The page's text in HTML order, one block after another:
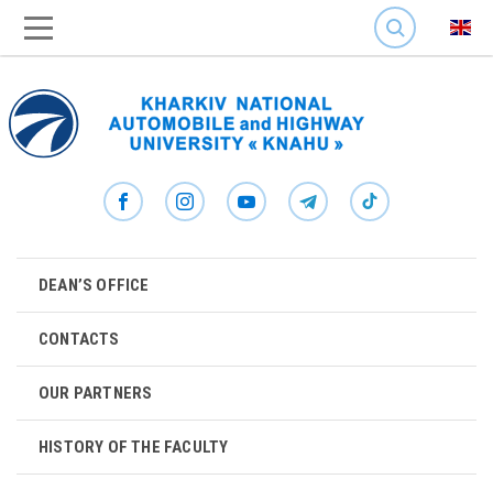
SEARCH
DEAN’S OFFICE
CONTACTS
OUR PARTNERS
HISTORY OF THE FACULTY